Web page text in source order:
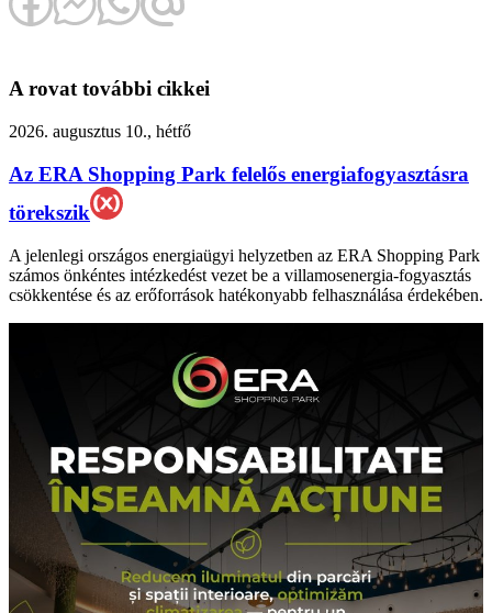
A rovat további cikkei
2026. augusztus 10., hétfő
Az ERA Shopping Park felelős energiafogyasztásra
törekszik
A jelenlegi országos energiaügyi helyzetben az ERA Shopping Park
számos önkéntes intézkedést vezet be a villamosenergia-fogyasztás
csökkentése és az erőforrások hatékonyabb felhasználása érdekében.